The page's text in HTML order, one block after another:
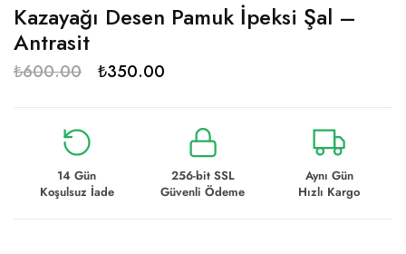
Kazayağı Desen Pamuk İpeksi Şal –
Antrasit
₺600.00 ₺350.00
14 Gün
Koşulsuz İade
256-bit SSL
Güvenli Ödeme
Aynı Gün
Hızlı Kargo